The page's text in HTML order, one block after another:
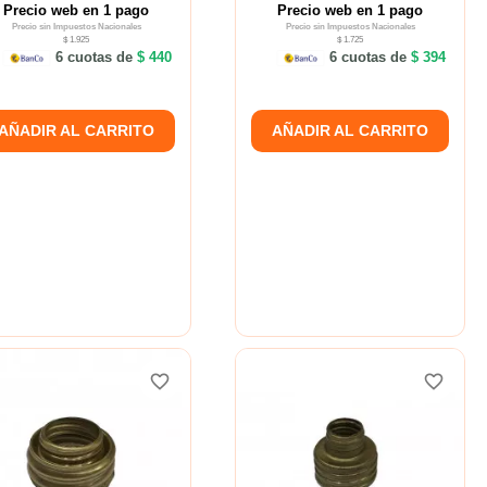
Precio web en 1 pago
Precio sin Impuestos Nacionales
$ 1.925
6 cuotas de $ 440
AL CARRITO
Precio web en 1 pago
Precio sin Impuestos Nacionales
$ 1.725
6 cuotas de $ 394
AÑADIR AL CARRITO
favorite_border
favorite_border
favorite_border favorite_border
favorite_border
favorite_border